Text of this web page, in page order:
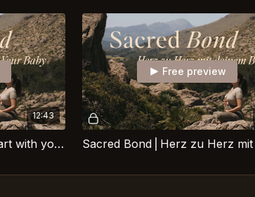
12:43
Sacred Bond⎪Heart to Heart with your Baby⎪Guided Prenatal Meditation
Free preview